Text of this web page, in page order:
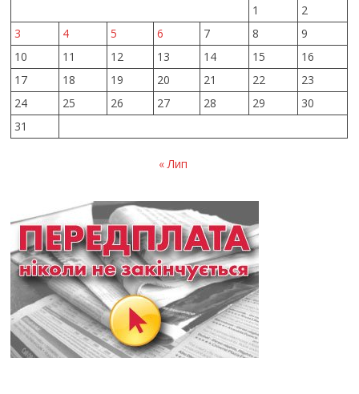
1
2
3
4 5 6 7 8
9
10
11 12 13 14 15
16
17
18 19 20 21 22
23
24
25 26 27 28 29
30
31
« Лип